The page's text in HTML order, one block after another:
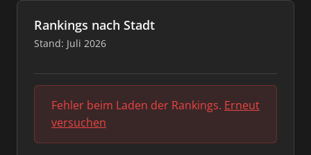
Rankings nach Stadt
Stand: Juli 2026
Fehler beim Laden der Rankings. Erneut
versuchen